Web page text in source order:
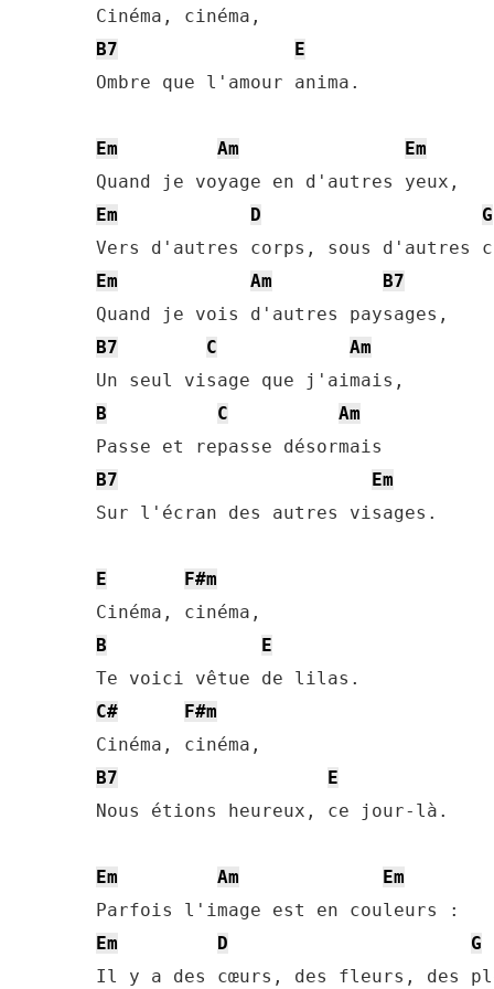
B7
E
Ombre que l'amour anima.
Em Am
Em
Em
D G
Em Am
B7
B7
C
Am
B
C
Am
B7
Em
Sur l'écran des autres visages.
E
F#m
B
E
C#
F#m
B7
E
Nous étions heureux, ce jour-là.
Em Am
Em
Em
D G